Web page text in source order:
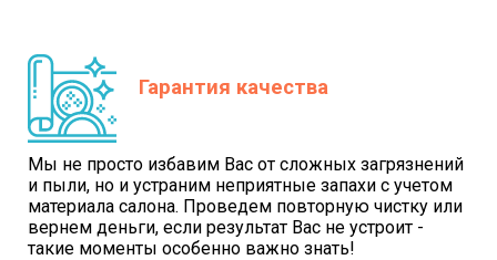
Гарантия качества
Мы не просто избавим Вас от сложных загрязнений
и пыли, но и устраним неприятные запахи с учетом
материала салона. Проведем повторную чистку или
вернем деньги, если результат Вас не устроит -
такие моменты особенно важно знать!